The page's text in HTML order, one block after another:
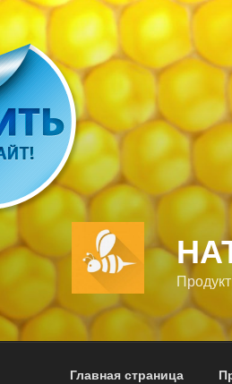
Главная страница